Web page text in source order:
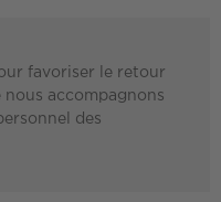
favoriser le retour
nous accompagnons
des